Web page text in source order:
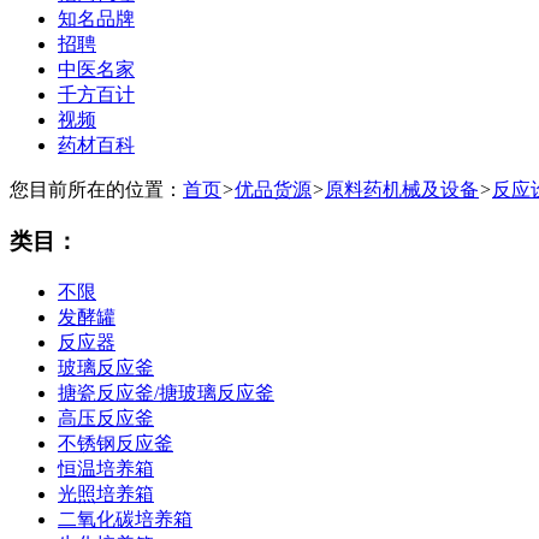
知名品牌
招聘
中医名家
千方百计
视频
药材百科
您目前所在的位置： 首页>优品货源>原料药机械及设备>反应
类目：
不限
发酵罐
反应器
玻璃反应釜
搪瓷反应釜/搪玻璃反应釜
高压反应釜
不锈钢反应釜
恒温培养箱
光照培养箱
二氧化碳培养箱